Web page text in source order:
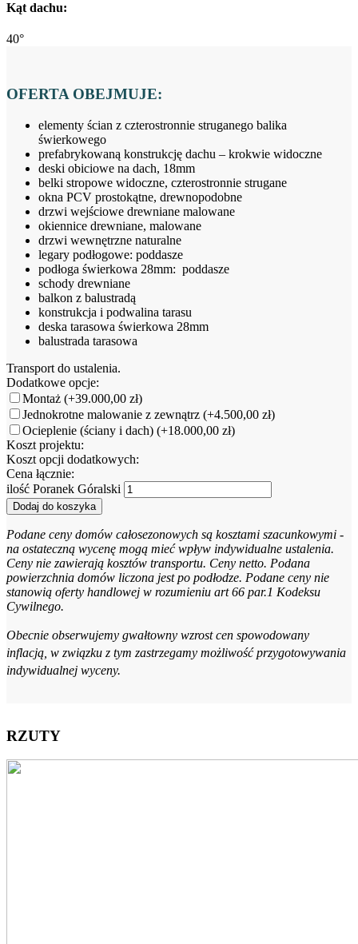
Kąt dachu:
40°
OFERTA OBEJMUJE:
elementy ścian z czterostronnie struganego balika
świerkowego
prefabrykowaną konstrukcję dachu – krokwie widoczne
deski obiciowe na dach, 18mm
belki stropowe widoczne, czterostronnie strugane
okna PCV prostokątne, drewnopodobne
drzwi wejściowe drewniane malowane
okiennice drewniane, malowane
drzwi wewnętrzne naturalne
legary podłogowe: poddasze
podłoga świerkowa 28mm: poddasze
schody drewniane
balkon z balustradą
konstrukcja i podwalina tarasu
deska tarasowa świerkowa 28mm
balustrada tarasowa
Transport do ustalenia.
Dodatkowe opcje:
Montaż (+39.000,00 zł)
Jednokrotne malowanie z zewnątrz (+4.500,00 zł)
Ocieplenie (ściany i dach) (+18.000,00 zł)
Koszt projektu:
Koszt opcji dodatkowych:
Cena łącznie:
ilość Poranek Góralski
Dodaj do koszyka
Podane ceny domów całosezonowych są kosztami szacunkowymi -
na ostateczną wycenę mogą mieć wpływ indywidualne ustalenia.
Ceny nie zawierają kosztów transportu. Ceny netto. Podana
powierzchnia domów liczona jest po podłodze. Podane ceny nie
stanowią oferty handlowej w rozumieniu art 66 par.1 Kodeksu
Cywilnego.
Obecnie obserwujemy gwałtowny wzrost cen spowodowany
inflacją, w związku z tym zastrzegamy możliwość przygotowywania
indywidualnej wyceny.
RZUTY